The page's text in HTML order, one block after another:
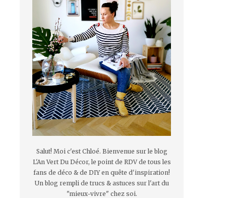
Salut! Moi c'est Chloé. Bienvenue sur le blog
L'An Vert Du Décor, le point de RDV de tous les
fans de déco & de DIY en quête d'inspiration!
Un blog rempli de trucs & astuces sur l'art du
"mieux-vivre" chez soi.